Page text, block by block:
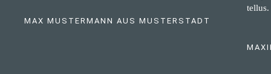
MAX MUSTERMANN AUS MUSTERSTADT
tellus.